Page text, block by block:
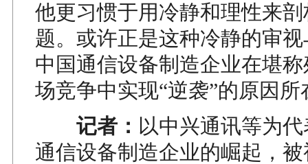
他更习惯于用冷静和理性来
题。或许正是这种冷静的审
中国通信设备制造企业在堪
场竞争中实现“逆袭”的原因所
记者： 以中兴通讯等为
通信设备制造企业的崛起，